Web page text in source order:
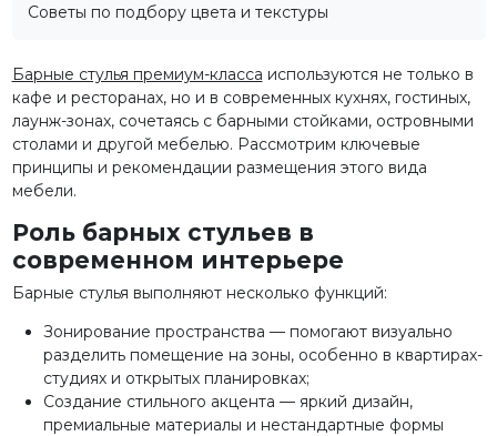
Советы по подбору цвета и текстуры
Барные стулья премиум-класса используются не только в
кафе и ресторанах, но и в современных кухнях, гостиных,
лаунж-зонах, сочетаясь с барными стойками, островными
столами и другой мебелью. Рассмотрим ключевые
принципы и рекомендации размещения этого вида
мебели.
Роль барных стульев в
современном интерьере
Барные стулья выполняют несколько функций:
Зонирование пространства — помогают визуально
разделить помещение на зоны, особенно в квартирах-
студиях и открытых планировках;
Создание стильного акцента — яркий дизайн,
премиальные материалы и нестандартные формы